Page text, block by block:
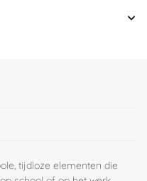
tijdloze elementen die